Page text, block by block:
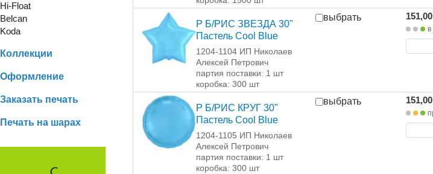
Hi-Float
Belcan
Koda
Коллекции
Оформление
Заказать печать
Печать на шарах
Р Б/РИС ЗВЕЗДА 30"
Пастель Cool Blue
1204-1104 ИП Николаев
Алексей Петрович
партия поставки: 1 шт
коробка: 300 шт
выбрать 151,00
в
Р Б/РИС КРУГ 30"
Пастель Cool Blue
1204-1105 ИП Николаев
Алексей Петрович
партия поставки: 1 шт
коробка: 300 шт
выбрать 151,00